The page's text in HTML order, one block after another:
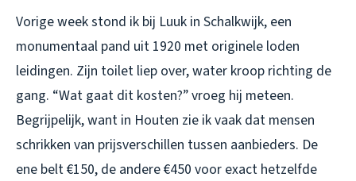
Vorige week stond ik bij Luuk in Schalkwijk, een
monumentaal pand uit 1920 met originele loden
leidingen. Zijn toilet liep over, water kroop richting de
gang. “Wat gaat dit kosten?” vroeg hij meteen.
Begrijpelijk, want in Houten zie ik vaak dat mensen
schrikken van prijsverschillen tussen aanbieders. De
ene belt €150, de andere €450 voor exact hetzelfde